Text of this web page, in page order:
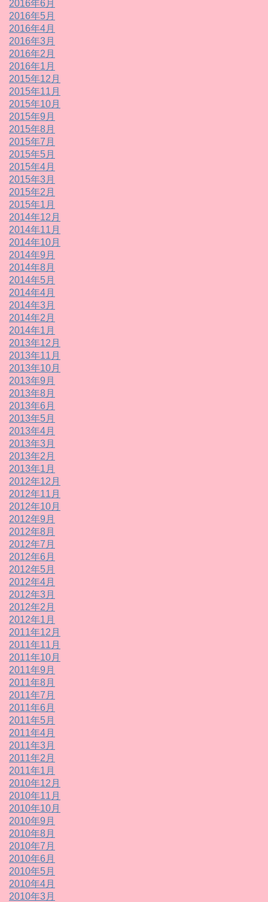
2016年6月
2016年5月
2016年4月
2016年3月
2016年2月
2016年1月
2015年12月
2015年11月
2015年10月
2015年9月
2015年8月
2015年7月
2015年5月
2015年4月
2015年3月
2015年2月
2015年1月
2014年12月
2014年11月
2014年10月
2014年9月
2014年8月
2014年5月
2014年4月
2014年3月
2014年2月
2014年1月
2013年12月
2013年11月
2013年10月
2013年9月
2013年8月
2013年6月
2013年5月
2013年4月
2013年3月
2013年2月
2013年1月
2012年12月
2012年11月
2012年10月
2012年9月
2012年8月
2012年7月
2012年6月
2012年5月
2012年4月
2012年3月
2012年2月
2012年1月
2011年12月
2011年11月
2011年10月
2011年9月
2011年8月
2011年7月
2011年6月
2011年5月
2011年4月
2011年3月
2011年2月
2011年1月
2010年12月
2010年11月
2010年10月
2010年9月
2010年8月
2010年7月
2010年6月
2010年5月
2010年4月
2010年3月